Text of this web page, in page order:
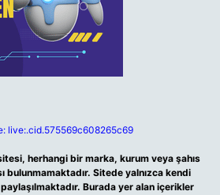
live:.cid.575569c608265c69
herhangi bir marka, kurum veya şahıs
bulunmamaktadır. Sitede yalnızca kendi
paylaşılmaktadır. Burada yer alan içerikler